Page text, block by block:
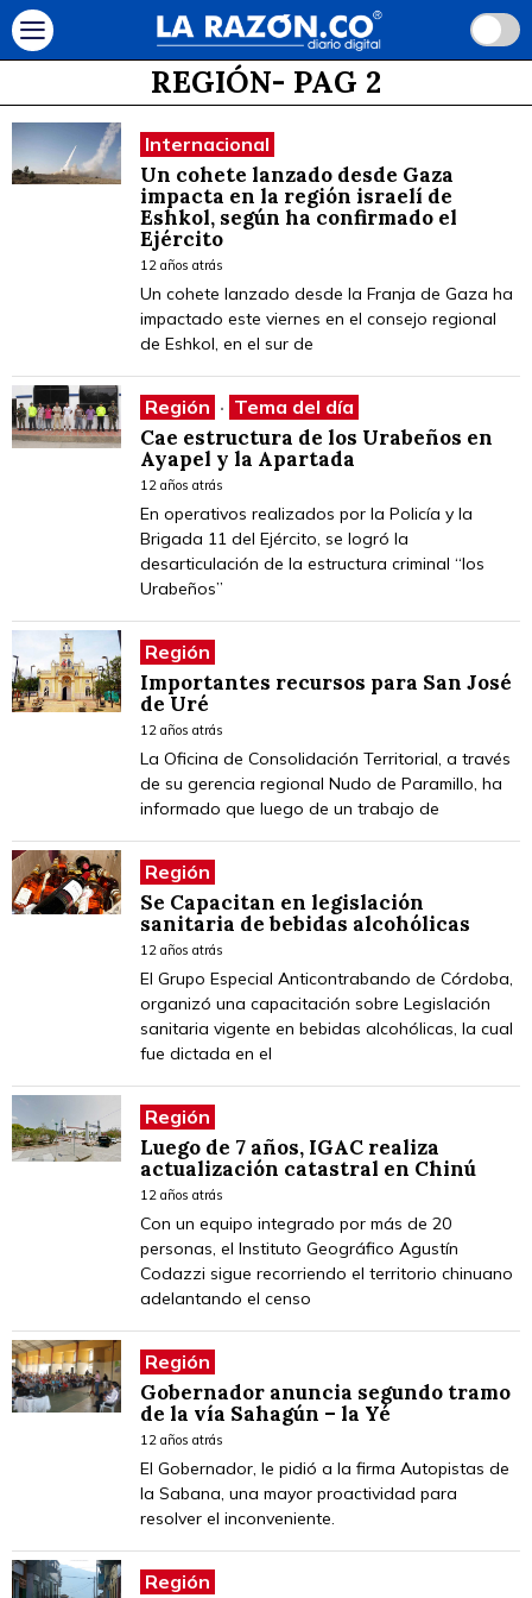
REGIÓN- PAG 2
Internacional
Un cohete lanzado desde Gaza
impacta en la región israelí de
Eshkol, según ha confirmado el
Ejército
12 años atrás
Un cohete lanzado desde la Franja de Gaza ha
impactado este viernes en el consejo regional
de Eshkol, en el sur de
Región · Tema del día
Cae estructura de los Urabeños en
Ayapel y la Apartada
12 años atrás
En operativos realizados por la Policía y la
Brigada 11 del Ejército, se logró la
desarticulación de la estructura criminal “los
Urabeños”
Región
Importantes recursos para San José
de Uré
12 años atrás
La Oficina de Consolidación Territorial, a través
de su gerencia regional Nudo de Paramillo, ha
informado que luego de un trabajo de
Región
Se Capacitan en legislación
sanitaria de bebidas alcohólicas
12 años atrás
El Grupo Especial Anticontrabando de Córdoba,
organizó una capacitación sobre Legislación
sanitaria vigente en bebidas alcohólicas, la cual
fue dictada en el
Región
Luego de 7 años, IGAC realiza
actualización catastral en Chinú
12 años atrás
Con un equipo integrado por más de 20
personas, el Instituto Geográfico Agustín
Codazzi sigue recorriendo el territorio chinuano
adelantando el censo
Región
Gobernador anuncia segundo tramo
de la vía Sahagún – la Yé
12 años atrás
El Gobernador, le pidió a la firma Autopistas de
la Sabana, una mayor proactividad para
resolver el inconveniente.
Región